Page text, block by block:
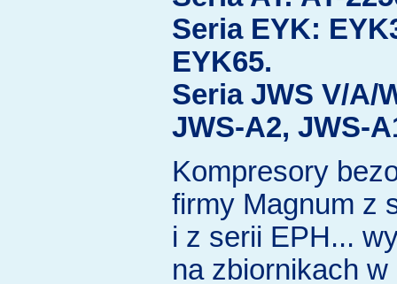
Seria EYK:
EYK65.
Seria JWS V/A/
JWS-A2, JWS-
Kompresory
firmy Magnum z
i z serii EPH...
na zbiornikach w